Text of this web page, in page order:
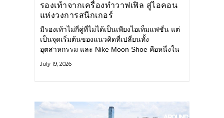
รองเท้าจากเครื่องทำวาฟเฟิล สู่ไอคอน
แห่งวงการสนีกเกอร์
มีรองเท้าไม่กี่คู่ที่ไม่ได้เป็นเพียงไอเท็มแฟชั่น แต่
เป็นจุดเริ่มต้นของแนวคิดที่เปลี่ยนทั้ง
อุตสาหกรรม และ Nike Moon Shoe คือหนึ่งใน
ศตวรรษก่อน กำลังกลับมาอีกครั้ง พร้อมพาเรื่อง
July 19, 2026